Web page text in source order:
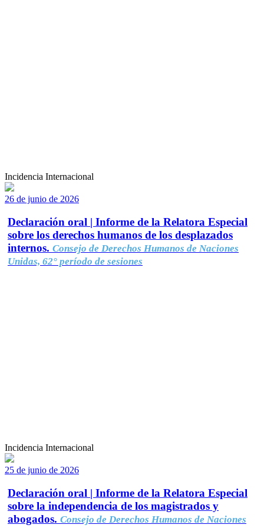
Incidencia Internacional
26 de junio de 2026
Declaración oral | Informe de la Relatora Especial
sobre los derechos humanos de los desplazados
internos. Consejo de Derechos Humanos de Naciones
Unidas, 62° período de sesiones
Incidencia Internacional
25 de junio de 2026
Declaración oral | Informe de la Relatora Especial
sobre la independencia de los magistrados y
abogados. Consejo de Derechos Humanos de Naciones